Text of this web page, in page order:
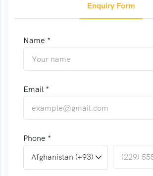
Enquiry Form
Name *
Email *
Phone *